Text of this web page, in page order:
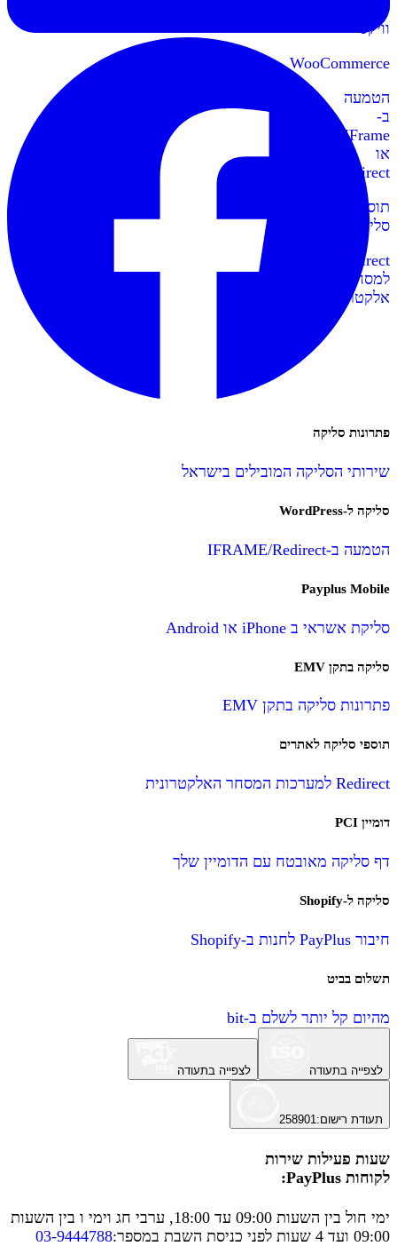
לאתרי
וויקס
WooCommerce
הטמעה
ב-
IFrame
או
Redirect
תוספי
סליקה
Redirect
למסחר
אלקטרוני
פתרונות סליקה
שירותי הסליקה המובילים בישראל
סליקה ל-WordPress
הטמעה ב-IFRAME/Redirect
Payplus Mobile
סליקת אשראי ב iPhone או Android
סליקה בתקן EMV
פתרונות סליקה בתקן EMV
תוספי סליקה לאתרים
Redirect למערכות המסחר האלקטרונית
דומיין PCI
דף סליקה מאובטח עם הדומיין שלך
סליקה ל-Shopify
חיבור PayPlus לחנות ב-Shopify
תשלום בביט
מהיום קל יותר לשלם ב-bit
לצפייה בתעודה לצפייה בתעודה
תעודת רישום:
258901
שעות פעילות שירות
לקוחות PayPlus:
ימי חול בין השעות 09:00 עד 18:00, ערבי חג וימי ו בין השעות
09:00 ועד 4 שעות לפני כניסת השבת במספר
:
03-9444788